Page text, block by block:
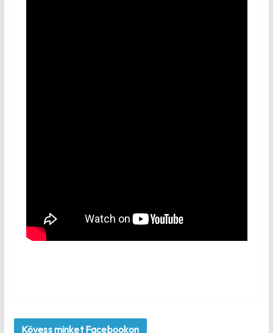
Kövess minket Facebookon